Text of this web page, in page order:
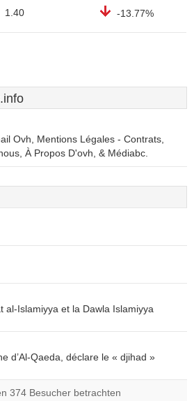
1.40 -13.77%
Ovh, Mentions Légales - Contrats,
À Propos D'ovh, & Médiabc.
al-Islamiyya et la Dawla Islamiyya
d’Al-Qaeda, déclare le « djihad »
374 Besucher betrachten